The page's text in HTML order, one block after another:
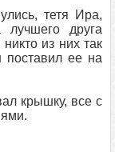
тетя Ира,
лучшего друга
из них так
ее на
крышку, все с